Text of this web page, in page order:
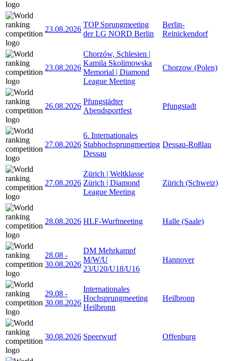
23.08.2026
TOP Sprungmeeting
der LG NORD Berlin
Berlin-
Reinickendorf
23.08.2026
Chorzów, Schlesien |
Kamila Skolimowska
Memorial | Diamond
League Meeting
Chorzow (Polen)
26.08.2026
Pfungstädter
Abendsportfest
Pfungstadt
27.08.2026
6. Internationales
Stabhochsprungmeeting
Dessau
Dessau-Roßlau
27.08.2026
Zürich | Weltklasse
Zürich | Diamond
League Meeting
Zürich (Schweiz)
28.08.2026 HLF-Wurfmeeting Halle (Saale)
28.08 -
30.08.2026
DM Mehrkampf
M/W/U
23/U20/U18/U16
Hannover
29.08 -
30.08.2026
Internationales
Hochsprungmeeting
Heilbronn
Heilbronn
30.08.2026 Speerwurf Offenburg